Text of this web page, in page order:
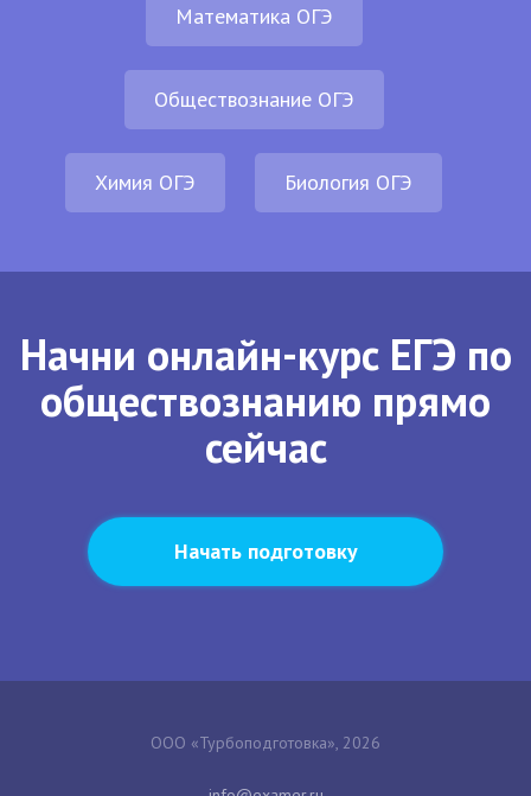
Математика ОГЭ
Обществознание ОГЭ
Химия ОГЭ Биология ОГЭ
Начни онлайн-курс ЕГЭ по
обществознанию прямо
сейчас
Начать подготовку
ООО «Турбоподготовка», 2026